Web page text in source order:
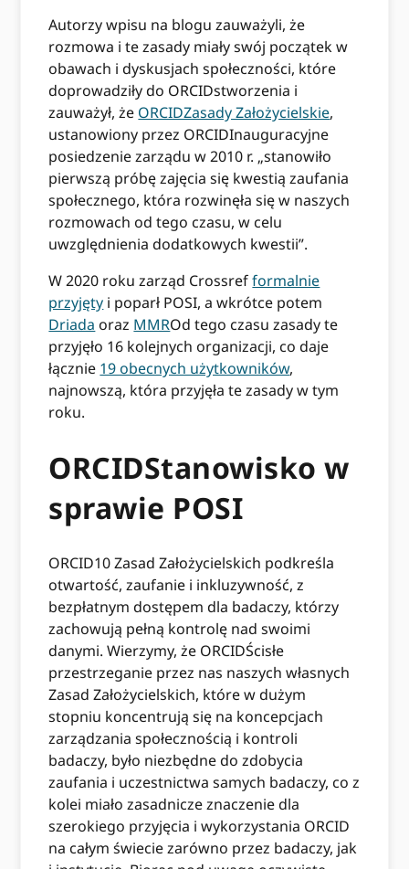
Autorzy wpisu na blogu zauważyli, że
rozmowa i te zasady miały swój początek w
obawach i dyskusjach społeczności, które
doprowadziły do ORCIDstworzenia i
zauważył, że ORCIDZasady Założycielskie,
ustanowiony przez ORCIDInauguracyjne
posiedzenie zarządu w 2010 r. „stanowiło
pierwszą próbę zajęcia się kwestią zaufania
społecznego, która rozwinęła się w naszych
rozmowach od tego czasu, w celu
uwzględnienia dodatkowych kwestii”.
W 2020 roku zarząd Crossrefformalnie
przyjęty i poparł POSI, a wkrótce potem
Driada oraz MMROd tego czasu zasady te
przyjęło 16 kolejnych organizacji, co daje
łącznie 19 obecnych użytkowników,
najnowszą, która przyjęła te zasady w tym
roku.
ORCIDStanowisko w
sprawie POSI
ORCID10 Zasad Założycielskich podkreśla
otwartość, zaufanie i inkluzywność, z
bezpłatnym dostępem dla badaczy, którzy
zachowują pełną kontrolę nad swoimi
danymi. Wierzymy, że ORCIDŚcisłe
przestrzeganie przez nas naszych własnych
Zasad Założycielskich, które w dużym
stopniu koncentrują się na koncepcjach
zarządzania społecznością i kontroli
badaczy, było niezbędne do zdobycia
zaufania i uczestnictwa samych badaczy, co z
kolei miało zasadnicze znaczenie dla
szerokiego przyjęcia i wykorzystania ORCID
na całym świecie zarówno przez badaczy, jak